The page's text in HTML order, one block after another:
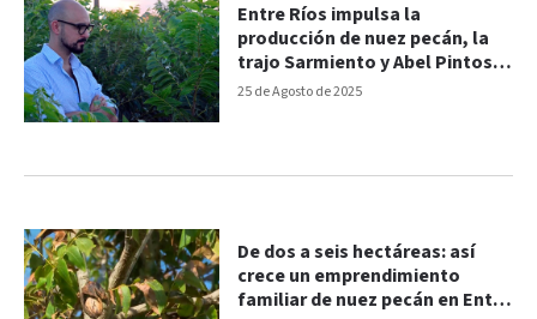
25 de Agosto de 2025
Entre Ríos impulsa la
producción de nuez pecán, la
trajo Sarmiento y Abel Pintos
es su “embajador”
De dos a seis hectáreas: así
crece un emprendimiento
familiar de nuez pecán en Entre